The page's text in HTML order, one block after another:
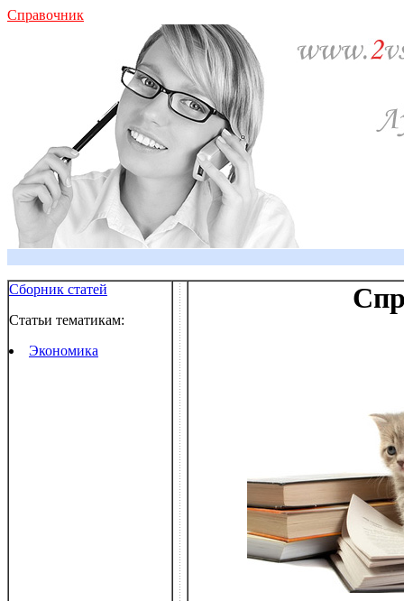
Справочник
Сборник статей
Статьи тематикам:
Экономика